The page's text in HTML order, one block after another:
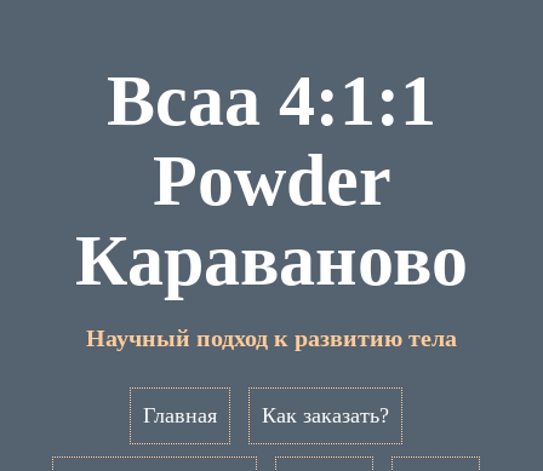
Bcaa 4:1:1
Powder
Караваново
Научный подход к развитию тела
Главная Как заказать?